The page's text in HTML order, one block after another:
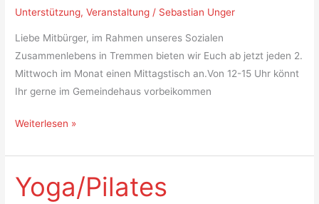
Unterstützung,Veranstaltung / Sebastian Unger
Liebe Mitbürger, im Rahmen unseres Sozialen
Zusammenlebens in Tremmen bieten wir Euch ab jetzt jeden 2.
Mittwoch im Monat einen Mittagstisch an.Von 12-15 Uhr könnt
Ihr gerne im Gemeindehaus vorbeikommen
2025
Weiterlesen »
Yoga/Pilates
Yoga/Pilates